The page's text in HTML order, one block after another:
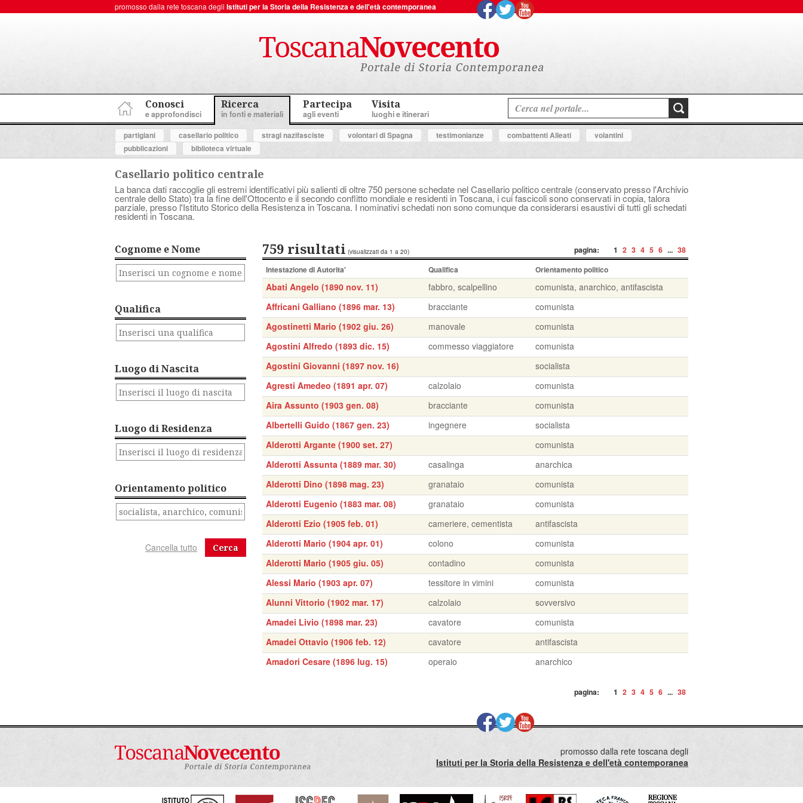
promosso dalla rete toscana degli Istituti per la Storia della Resistenza e dell'età contemporanea
Conosci
e approfondisci
Ricerca
in fonti e materiali
Partecipa
agli eventi
Visita
luoghi e itinerari
partigiani
casellario politico stragi nazifasciste volontari di Spagna testimonianze combattenti Alleati
volantini
pubblicazioni
biblioteca virtuale
Casellario politico centrale
La banca dati raccoglie gli estremi identificativi più salienti di oltre 750 persone schedate nel Casellario politico centrale (conservato presso l'Archivio
centrale dello Stato) tra la fine dell'Ottocento e il secondo conflitto mondiale e residenti in Toscana, i cui fascicoli sono conservati in copia, talora
parziale, presso l'Istituto Storico della Resistenza in Toscana. I nominativi schedati non sono comunque da considerarsi esaustivi di tutti gli schedati
residenti in Toscana.
Cognome e Nome
Qualifica
Luogo di Nascita
Luogo di Residenza
Orientamento politico
Cerca
pagina: 1 2 3 4 5 6 ... 38
759 risultati (visualizzati da 1 a 20)
Intestazione di Autorita' Qualifica Orientamento politico
Abati Angelo (1890 nov. 11) fabbro, scalpellino
comunista, anarchico, antifascista
Affricani Galliano (1896 mar. 13)
bracciante
comunista
Agostinetti Mario (1902 giu. 26)
manovale
comunista
Agostini Alfredo (1893 dic. 15)
commesso viaggiatore
comunista
Agostini Giovanni (1897 nov. 16)
socialista
Agresti Amedeo (1891 apr. 07)
calzolaio
comunista
Aira Assunto (1903 gen. 08)
bracciante
comunista
Albertelli Guido (1867 gen. 23)
ingegnere
socialista
Alderotti Argante (1900 set. 27)
comunista
Alderotti Assunta (1889 mar. 30)
casalinga
anarchica
Alderotti Dino (1898 mag. 23)
granataio
comunista
Alderotti Eugenio (1883 mar. 08)
granataio
comunista
Alderotti Ezio (1905 feb. 01)
cameriere, cementista
antifascista
Alderotti Mario (1904 apr. 01)
colono
comunista
Alderotti Mario (1905 giu. 05)
contadino
comunista
Alessi Mario (1903 apr. 07)
tessitore in vimini
comunista
Alunni Vittorio (1902 mar. 17)
calzolaio
sovversivo
Amadei Livio (1898 mar. 23)
cavatore
comunista
Amadei Ottavio (1906 feb. 12)
cavatore
antifascista
Amadori Cesare (1896 lug. 15)
operaio anarchico
pagina: 1 2 3 4 5 6 ... 38
promosso dalla rete toscana degli
Istituti per la Storia della Resistenza e dell'età contemporanea